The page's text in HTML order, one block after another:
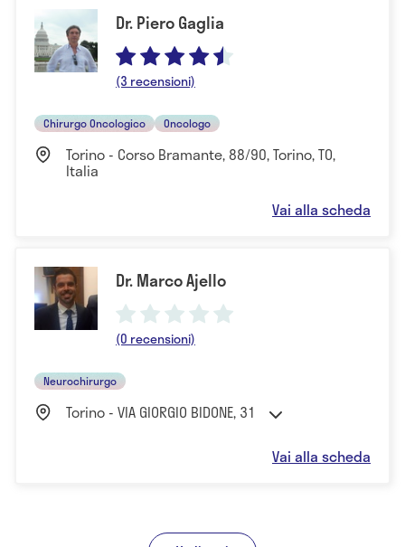
Dr. Piero Gaglia
(3 recensioni)
Chirurgo Oncologico Oncologo
Torino - Corso Bramante, 88/90, Torino, TO,
Italia
Vai alla scheda
Dr. Marco Ajello
(0 recensioni)
Neurochirurgo
Torino - VIA GIORGIO BIDONE, 31
Vai alla scheda